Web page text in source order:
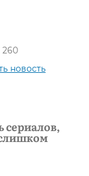
260
новость
сериалов,